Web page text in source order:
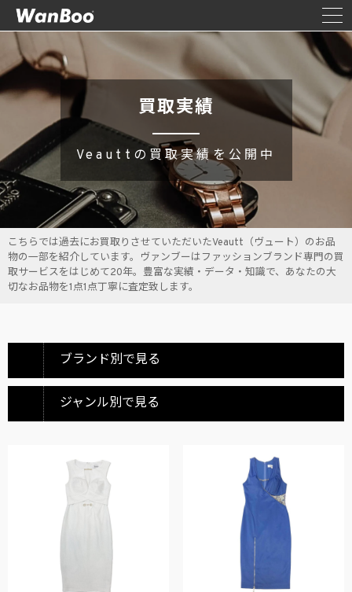
買取実績
Veauttの買取実績を公開中
こちらでは過去にお買取りさせていただいたVeautt（ヴュート）のお品
物の一部を紹介しています。ヴァンブーはファッションブランド専門の買
取サービスをはじめて20年。豊富な実績・データ・知識で、あなたの大
切なお品物を1点1点丁寧に査定致します。
ブランド別で見る
ジャンル別で見る